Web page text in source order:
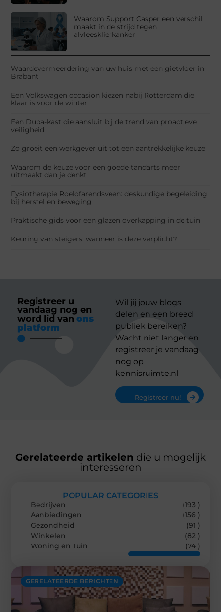
Waarom Support Casper een verschil
maakt in de strijd tegen
alvleesklierkanker
Waardevermeerdering van uw huis met een gietvloer in
Brabant
Een Volkswagen occasion kiezen nabij Rotterdam die
klaar is voor de winter
Een Dupa-kast die aansluit bij de trend van proactieve
veiligheid
Zo groeit een werkgever uit tot een aantrekkelijke keuze
Waarom de keuze voor een goede tandarts meer
uitmaakt dan je denkt
Fysiotherapie Roelofarendsveen: deskundige begeleiding
bij herstel en beweging
Praktische gids voor een glazen overkapping in de tuin
Keuring van steigers: wanneer is deze verplicht?
Registreer u
vandaag nog en
word lid van ons
platform
Wil jij jouw blogs
delen en een breed
publiek bereiken?
Wacht niet langer en
registreer je vandaag
nog op
kennisruimte.nl
Registreer nu!
Gerelateerde artikelen die u mogelijk
interesseren
GERELATEERDE BERICHTEN
POPULAR CATEGORIES
Bedrijven
(193 )
Aanbiedingen
(156 )
Gezondheid
(91 )
Winkelen
(82 )
Woning en Tuin
(74 )